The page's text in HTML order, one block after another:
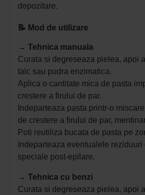
depozitare.
📝 Mod de utilizare
→ Tehnica manuala
Curata si degreseaza pielea, apoi
talc sau pudra enzimatica.
Aplica o cantitate mica de pasta
crestere a firului de par.
Indeparteaza pasta printr-o
de crestere a firului de par,
Poti reutiliza bucata de pasta pe
Indeparteaza eventualele reziduuri
speciale post-epilare.
→ Tehnica cu benzi
Curata si degreseaza pielea, apoi